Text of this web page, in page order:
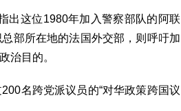
出这位1980年加入警察部队的阿联
部所在地的法国外交部，则呼吁加
治目的。
名跨党派议员的“对华政策跨国议